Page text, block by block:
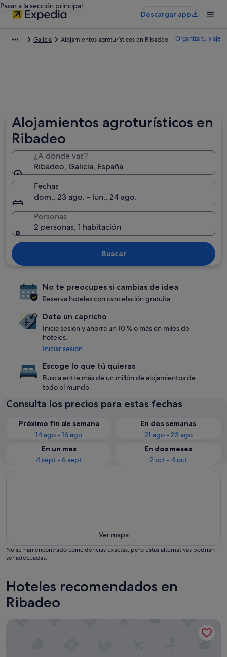
Pasar a la sección principal
Descargar app
Galicia Alojamientos agroturísticos en Ribadeo Organiza tu viaje
Alojamientos agroturísticos en
Ribadeo
¿A dónde vas?
Ribadeo, Galicia, España
Fechas
dom., 23 ago. - lun., 24 ago.
Personas
2 personas, 1 habitación
Buscar
No te preocupes si cambias de idea
Reserva hoteles con cancelación gratuita.
Date un capricho
Inicia sesión y ahorra un 10 % o más en miles de
hoteles.
Iniciar sesión
Escoge lo que tú quieras
Busca entre más de un millón de alojamientos de
todo el mundo.
Consulta los precios para estas fechas
Próximo fin de semana
14 ago - 16 ago
En dos semanas
21 ago - 23 ago
En un mes
4 sept - 6 sept
En dos meses
2 oct - 4 oct
Ver mapa
No se han encontrado coincidencias exactas, pero estas alternativas podrían
ser adecuadas.
Hoteles recomendados en
Ribadeo